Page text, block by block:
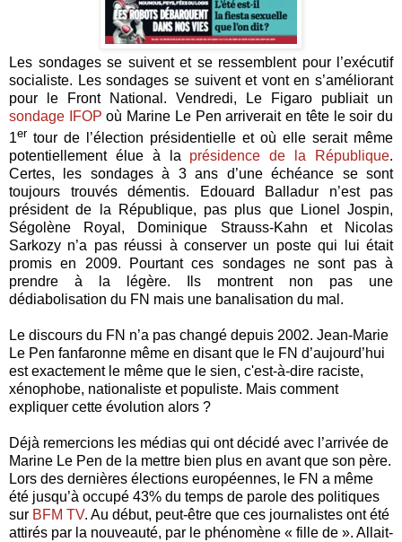
Les sondages se suivent et se ressemblent pour l’exécutif
socialiste. Les sondages se suivent et vont en s’améliorant
pour le Front National. Vendredi, Le Figaro publiait un
sondage IFOP où Marine Le Pen arriverait en tête le soir du
1er tour de l’élection présidentielle et où elle serait même
potentiellement élue à la présidence de la République.
Certes, les sondages à 3 ans d’une échéance se sont
toujours trouvés démentis. Edouard Balladur n’est pas
président de la République, pas plus que Lionel Jospin,
Ségolène Royal, Dominique Strauss-Kahn et Nicolas
Sarkozy n’a pas réussi à conserver un poste qui lui était
promis en 2009. Pourtant ces sondages ne sont pas à
prendre à la légère. Ils montrent non pas une
dédiabolisation du FN mais une banalisation du mal.
Le discours du FN n’a pas changé depuis 2002. Jean-Marie
Le Pen fanfaronne même en disant que le FN d’aujourd’hui
est exactement le même que le sien, c'est-à-dire raciste,
xénophobe, nationaliste et populiste. Mais comment
expliquer cette évolution alors ?
Déjà remercions les médias qui ont décidé avec l’arrivée de
Marine Le Pen de la mettre bien plus en avant que son père.
Lors des dernières élections européennes, le FN a même
été jusqu’à occupé 43% du temps de parole des politiques
sur BFM TV. Au début, peut-être que ces journalistes ont été
attirés par la nouveauté, par le phénomène « fille de ». Allait-